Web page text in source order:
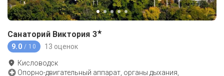
Санаторий Виктория 3★
9.0 / 10 13 оценок
Кисловодск
Опорно-двигательный аппарат, органы дыхания,